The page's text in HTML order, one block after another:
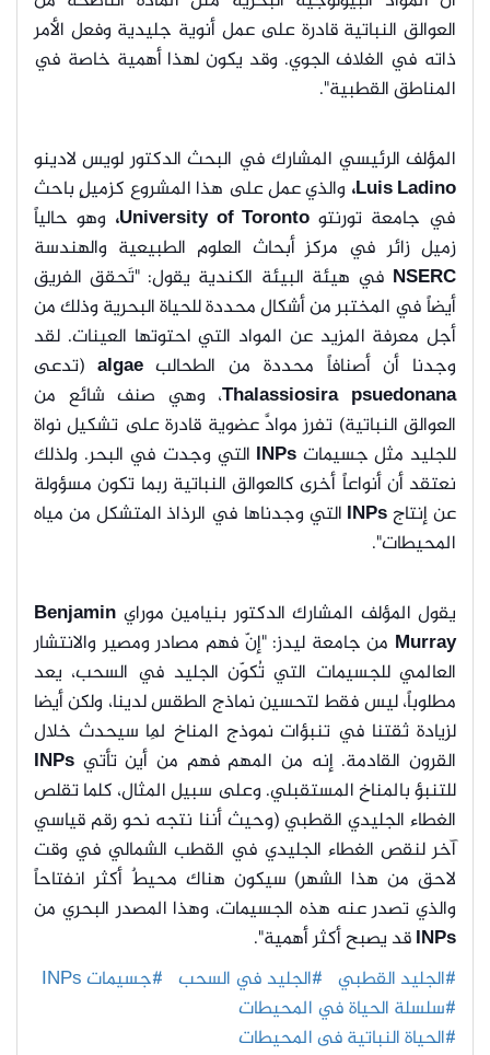
العوالق النباتية قادرة على عمل أنوية جليدية وفعل الأمر
ذاته في الغلاف الجوي. وقد يكون لهذا أهمية خاصة في
المناطق القطبية".
المؤلف الرئيسي المشارك في البحث الدكتور لويس لادينو
Luis Ladino، والذي عمل على هذا المشروع كزميلٍ باحث
في جامعة تورنتو University of Toronto، وهو حالياً
زميل زائر في مركز أبحاث العلوم الطبيعية والهندسة
NSERC في هيئة البيئة الكندية يقول: "تَحقق الفريق
أيضاً في المختبر من أشكال محددة للحياة البحرية وذلك من
أجل معرفة المزيد عن المواد التي احتوتها العينات. لقد
وجدنا أن أصنافاً محددة من الطحالبalgae (تدعى
Thalassiosira psuedonana، وهي صنف شائع من
العوالق النباتية) تفرز موادَّ عضوية قادرة على تشكيل نواة
للجليد مثل جسيمات INPs التي وجدت في البحر. ولذلك
نعتقد أن أنواعاً أخرى كالعوالق النباتية ربما تكون مسؤولة
عن إنتاج INPs التي وجدناها في الرذاذ المتشكل من مياه
المحيطات".
يقول المؤلف المشارك الدكتور بنيامين موراي Benjamin
Murray من جامعة ليدز: "إنّ فهم مصادر ومصير والانتشار
العالمي للجسيمات التي تُكوّن الجليد في السحب، يعد
مطلوباً، ليس فقط لتحسين نماذج الطقس لدينا، ولكن أيضا
لزيادة ثقتنا في تنبؤات نموذج المناخ لِما سيحدث خلال
القرون القادمة. إنه من المهم فهم من أين تأتي INPs
للتنبؤ بالمناخ المستقبلي. وعلى سبيل المثال، كلما تقلص
الغطاء الجليدي القطبي (وحيث أننا نتجه نحو رقم قياسي
آخر لنقص الغطاء الجليدي في القطب الشمالي في وقت
لاحق من هذا الشهر) سيكون هناك محيطٌ أكثر انفتاحاً
والذي تصدر عنه هذه الجسيمات، وهذا المصدر البحري من
INPsقد يصبح أكثر أهمية".
#الجليد القطبي #الجليد في السحب #جسيمات INPs
#سلسلة الحياة في المحيطات
#الحياة النباتية فى المحيطات